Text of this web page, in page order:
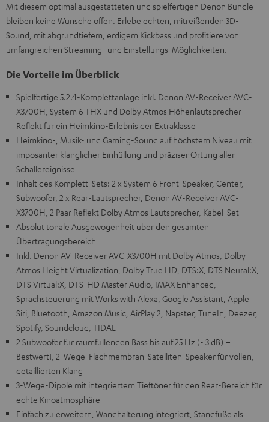
Mit diesem optimal ausgestatteten und spielfertigen Denon Bundle
bleiben keine Wünsche offen. Erlebe echten, mitreißenden 3D-
Sound, mit abgrundtiefem, erdigem Kickbass und profitiere von
umfangreichen Streaming- und Einstellungs-Möglichkeiten.
Die Vorteile im Überblick
Spielfertige 5.2.4-Komplettanlage inkl. Denon AV-Receiver AVC-
X3700H, System 6 THX und Dolby Atmos Höhenlautsprecher
Reflekt für ein Heimkino-Erlebnis der Extraklasse
Heimkino-, Musik- und Gaming-Sound auf höchstem Niveau mit
imposanter klanglicher Einhüllung und präziser Ortung aller
Schallereignisse
Inhalt des Komplett-Sets: 2 x System 6 Front-Speaker, Center,
Subwoofer, 2 x Rear-Lautsprecher, Denon AV-Receiver AVC-
X3700H, 2 Paar Reflekt Dolby Atmos Lautsprecher, Kabel-Set
Absolut tonale Ausgewogenheit über den gesamten
Übertragungsbereich
Inkl. Denon AV-Receiver AVC-X3700H mit Dolby Atmos, Dolby
Atmos Height Virtualization, Dolby True HD, DTS:X, DTS Neural:X,
DTS Virtual:X, DTS-HD Master Audio, IMAX Enhanced,
Sprachsteuerung mit Works with Alexa, Google Assistant, Apple
Siri, Bluetooth, Amazon Music, AirPlay 2, Napster, TuneIn, Deezer,
Spotify, Soundcloud, TIDAL
2 Subwoofer für raumfüllenden Bass bis auf 25 Hz (- 3 dB) –
Bestwert!, 2-Wege-Flachmembran-Satelliten-Speaker für vollen,
detaillierten Klang
3-Wege-Dipole mit integriertem Tieftöner für den Rear-Bereich für
echte Kinoatmosphäre
Einfach zu erweitern, Wandhalterung integriert, Standfüße als